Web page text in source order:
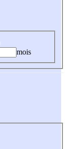
mois